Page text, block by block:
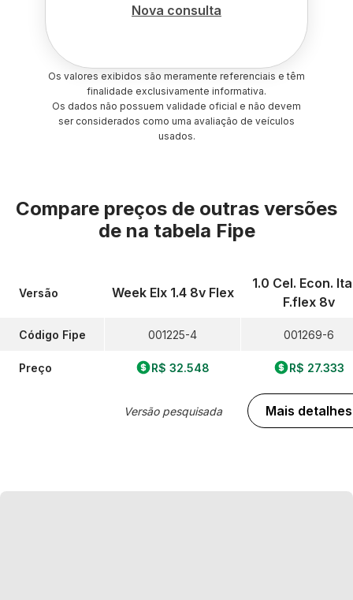
Nova consulta
Os valores exibidos são meramente referenciais e têm
finalidade exclusivamente informativa.
Os dados não possuem validade oficial e não devem
ser considerados como uma avaliação de veículos
usados.
Compare preços de outras versões
de na tabela Fipe
Versão
Código Fipe
Preço
Week Elx 1.4 8v Flex
001225-4
R$ 32.548
Versão pesquisada
1.0 Cel. Econ.
F.flex 8v
001269-6
R$ 27.333
Mais detalhes